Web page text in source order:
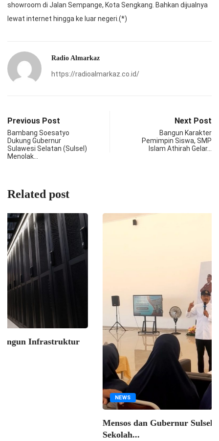
showroom di Jalan Sempange, Kota Sengkang. Bahkan dijualnya
lewat internet hingga ke luar negeri.(*)
Radio Almarkaz
https://radioalmarkaz.co.id/
Previous Post
Bambang Soesatyo
Dukung Gubernur
Sulawesi Selatan (Sulsel)
Menolak…
Next Post
Bangun Karakter
Pemimpin Siswa, SMP
Islam Athirah Gelar…
Related post
Mensos RI; Sekolah Rakyat Siap Tampung Lebih...